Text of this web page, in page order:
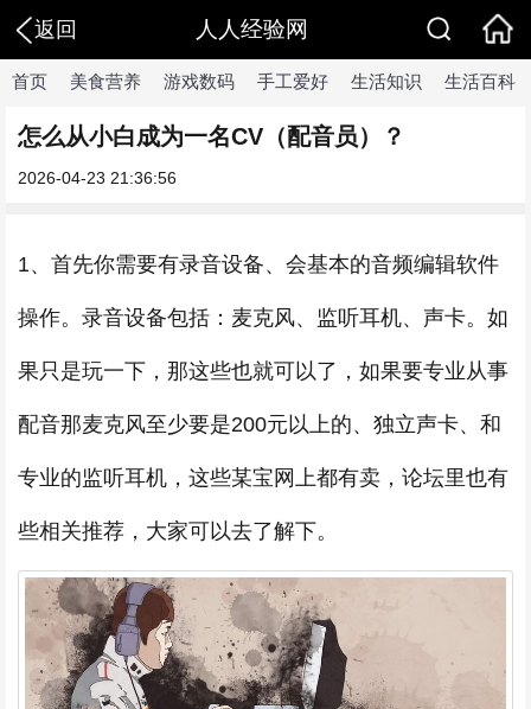
返回 人人经验网
首页 美食营养 游戏数码 手工爱好 生活知识 生活百科
怎么从小白成为一名CV（配音员）？
2026-04-23 21:36:56
1、首先你需要有录音设备、会基本的音频编辑软件
操作。录音设备包括：麦克风、监听耳机、声卡。如
果只是玩一下，那这些也就可以了，如果要专业从事
配音那麦克风至少要是200元以上的、独立声卡、和
专业的监听耳机，这些某宝网上都有卖，论坛里也有
些相关推荐，大家可以去了解下。